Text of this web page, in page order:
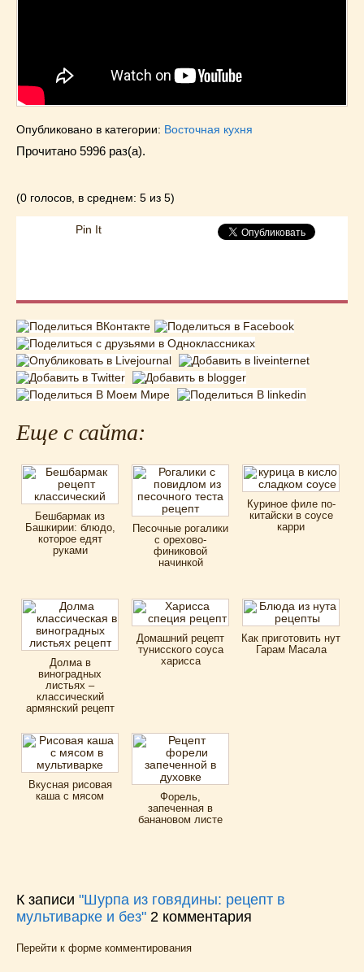
Опубликовано в категории: Восточная кухня
Прочитано 5996 раз(a).
(0 голосов, в среднем: 5 из 5)
Pin It
Еще с сайта:
Бешбармак из
Башкирии: блюдо,
которое едят
руками
Песочные рогалики
с орехово-
финиковой
начинкой
Куриное филе по-
китайски в соусе
карри
Долма в
виноградных
листьях –
классический
армянский рецепт
Домашний рецепт
тунисского соуса
харисса
Как приготовить нут
Гарам Масала
Вкусная рисовая
каша с мясом
Форель,
запеченная в
банановом листе
К записи "Шурпа из говядины: рецепт в
мультиварке и без" 2 комментария
Перейти к форме комментирования